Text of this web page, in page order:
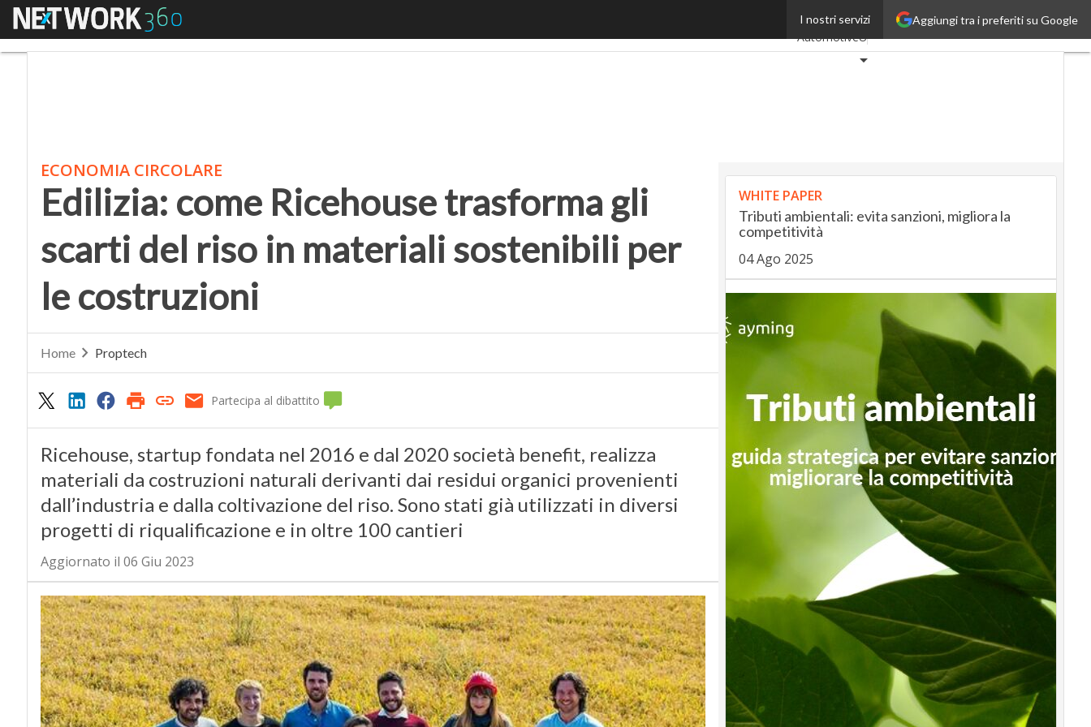
Aggiungi tra i preferiti su Google
I nostri servizi
Menu
Ultimi articoli
AutomotiveUp
SmartMobilityUp
Proptech
Startup
ECONOMIA CIRCOLARE
Edilizia: come Ricehouse trasforma gli
scarti del riso in materiali sostenibili per
le costruzioni
Home Proptech
Partecipa al dibattito
Ricehouse, startup fondata nel 2016 e dal 2020 società benefit, realizza
materiali da costruzioni naturali derivanti dai residui organici provenienti
dall’industria e dalla coltivazione del riso. Sono stati già utilizzati in diversi
progetti di riqualificazione e in oltre 100 cantieri
Aggiornato il 06 Giu 2023
WHITE PAPER
Tributi ambientali: evita sanzioni, migliora la
competitività
04 Ago 2025